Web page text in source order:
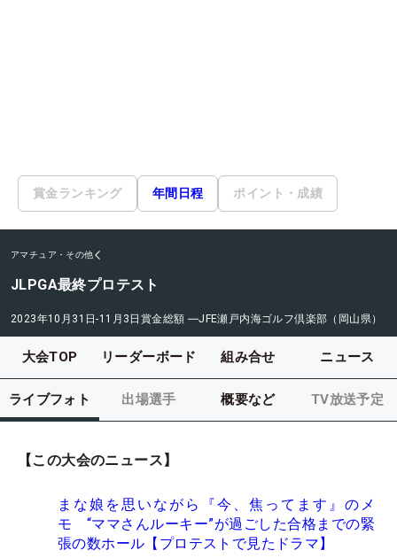
賞金ランキング 年間日程 ポイント・成績
アマチュア・その他
JLPGA最終プロテスト
2023年10月31日-11月3日 賞金総額 ―JFE瀬戸内海ゴルフ倶楽部（岡山県）
大会TOP リーダーボード 組み合せ ニュース
ライブフォト 出場選手 概要など TV放送予定
【この大会のニュース】
まな娘を思いながら『今、焦ってます』のメ
モ “ママさんルーキー”が過ごした合格までの緊
張の数ホール【プロテストで見たドラマ】